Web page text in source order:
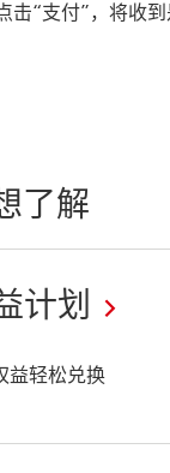
击“支付”，将收
了解
计划
益轻松兑换